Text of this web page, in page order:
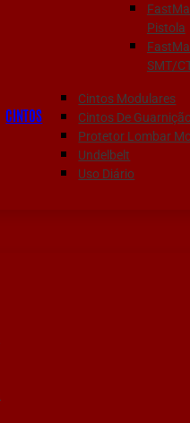
Pistola
SMT/
CINTOS
Cintos Modulares
Cintos De Guarnição
Protetor Lombar
Undelbelt
Uso Diário